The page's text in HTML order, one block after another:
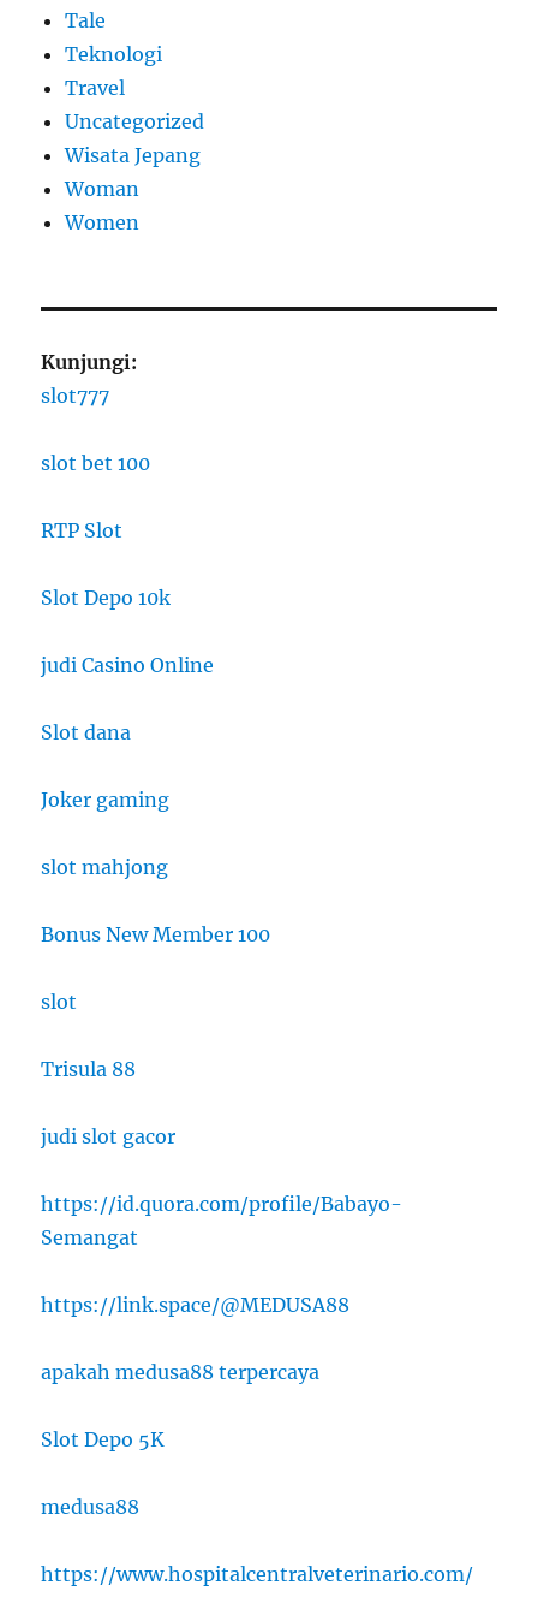
Tale
Teknologi
Travel
Uncategorized
Wisata Jepang
Woman
Women
Kunjungi:
slot777
slot bet 100
RTP Slot
Slot Depo 10k
judi Casino Online
Slot dana
Joker gaming
slot mahjong
Bonus New Member 100
slot
Trisula 88
judi slot gacor
https://id.quora.com/profile/Babayo-
Semangat
https://link.space/@MEDUSA88
apakah medusa88 terpercaya
Slot Depo 5K
medusa88
https://www.hospitalcentralveterinario.com/